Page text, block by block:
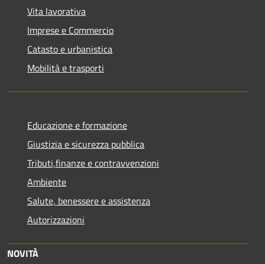
Vita lavorativa
Imprese e Commercio
Catasto e urbanistica
Mobilità e trasporti
Educazione e formazione
Giustizia e sicurezza pubblica
Tributi,finanze e contravvenzioni
Ambiente
Salute, benessere e assistenza
Autorizzazioni
NOVITÀ